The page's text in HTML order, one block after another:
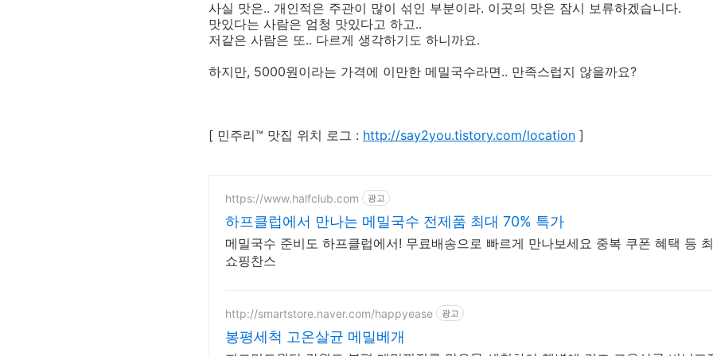
사실 맛은.. 개인적은 주관이 많이 섞인 부분이라. 이곳의 맛은 잠시 보류하겠습니다.
맛있다는 사람은 엄청 맛있다고 하고..
저같은 사람은 또.. 다르게 생각하기도 하니까요.
하지만, 5000원이라는 가격에 이만한 메밀국수라면.. 만족스럽지 않을까요?
[ 민주리™ 맛집 위치 로그 : http://say2you.tistory.com/location ]
https://www.halfclub.com 광고
하프클럽에서 만나는 메밀국수 전제품 최대 70% 특가
메밀국수 준비도 하프클럽에서! 무료배송으로 빠르게 만나보세요 중복 쿠폰 혜택 등
쇼핑찬스
http://smartstore.naver.com/happyease 광고
봉평세척 고온살균 메밀베개